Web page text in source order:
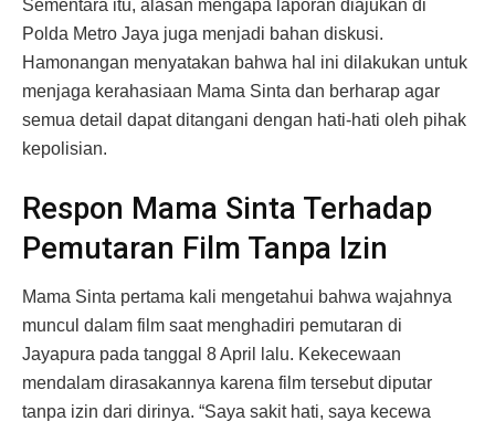
Sementara itu, alasan mengapa laporan diajukan di
Polda Metro Jaya juga menjadi bahan diskusi.
Hamonangan menyatakan bahwa hal ini dilakukan untuk
menjaga kerahasiaan Mama Sinta dan berharap agar
semua detail dapat ditangani dengan hati-hati oleh pihak
kepolisian.
Respon Mama Sinta Terhadap
Pemutaran Film Tanpa Izin
Mama Sinta pertama kali mengetahui bahwa wajahnya
muncul dalam film saat menghadiri pemutaran di
Jayapura pada tanggal 8 April lalu. Kekecewaan
mendalam dirasakannya karena film tersebut diputar
tanpa izin dari dirinya. “Saya sakit hati, saya kecewa